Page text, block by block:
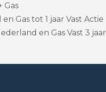
Gas
Gas tot 1 jaar Vast Actie
en Gas Vast 3 jaar